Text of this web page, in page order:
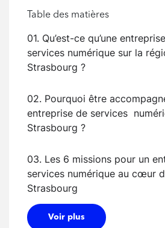
Table des matières
01. Qu’est-ce qu’une
services numérique sur la
Strasbourg ?
02. Pourquoi être
entreprise de services
Strasbourg ?
03. Les 6 missions pour un
services numérique au cœur
Strasbourg
Voir plus